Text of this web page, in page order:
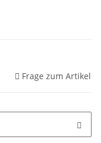
Frage zum Artikel